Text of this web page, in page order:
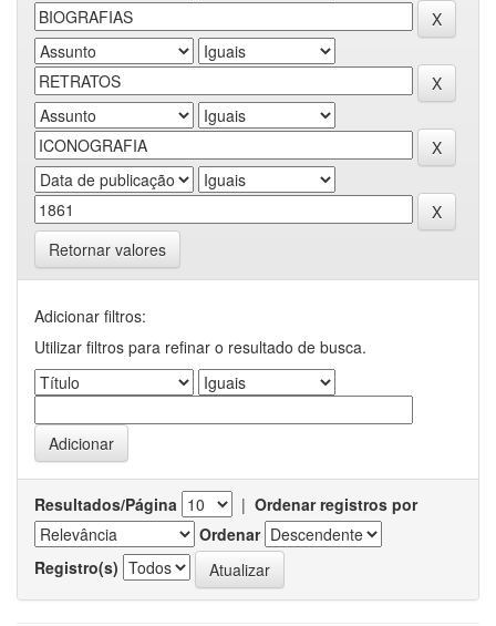
Retornar valores
Adicionar filtros:
Utilizar filtros para refinar o resultado de busca.
Resultados/Página | Ordenar registros por
Ordenar
Registro(s)